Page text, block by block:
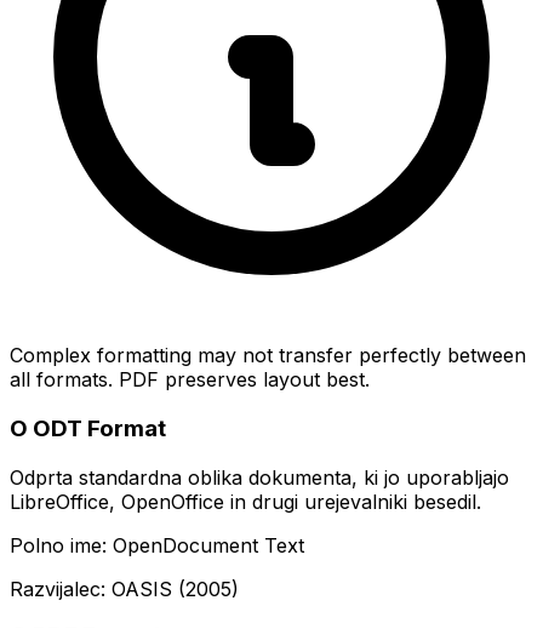
Complex formatting may not transfer perfectly between
all formats. PDF preserves layout best.
O ODT Format
Odprta standardna oblika dokumenta, ki jo uporabljajo
LibreOffice, OpenOffice in drugi urejevalniki besedil.
Polno ime: OpenDocument Text
Razvijalec: OASIS (2005)